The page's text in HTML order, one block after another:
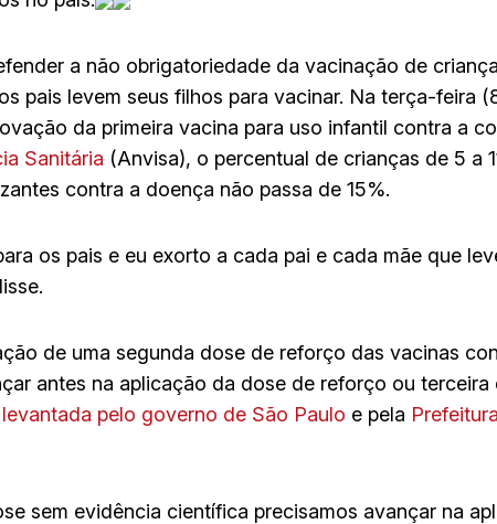
a não obrigatoriedade da vacinação de
pais levem seus filhos para vacinar. Na terça-feira
da primeira vacina para uso infantil contra a
Sanitária (Anvisa), o percentual de crianças de 5 a
contra a doença não passa de 15%.
os pais e eu exorto a cada pai e cada mãe que
de uma segunda dose de reforço das vacinas
antes na aplicação da dose de reforço ou terceira
pelo governo de São Paulo e pela
sem evidência científica precisamos avançar na